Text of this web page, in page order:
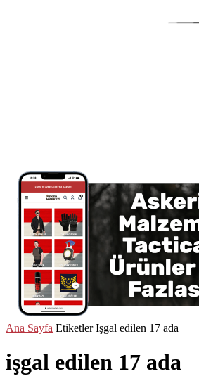
Ana Sayfa Etiketler Işgal edilen 17 ada
işgal edilen 17 ada